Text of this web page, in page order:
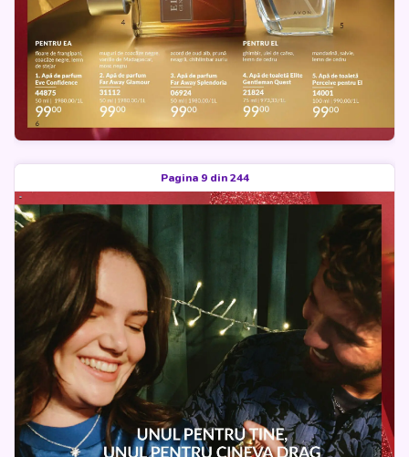
Pagina 9 din 244